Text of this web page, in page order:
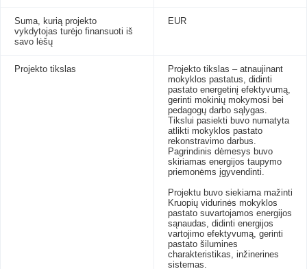
Suma, kurią projekto
vykdytojas turėjo finansuoti iš
savo lėšų
EUR
Projekto tikslas
Projekto tikslas – atnaujinant
mokyklos pastatus, didinti
pastato energetinį efektyvumą,
gerinti mokinių mokymosi bei
pedagogų darbo sąlygas.
Tikslui pasiekti buvo numatyta
atlikti mokyklos pastato
rekonstravimo darbus.
Pagrindinis dėmesys buvo
skiriamas energijos taupymo
priemonėms įgyvendinti.
Projektu buvo siekiama mažinti
Kruopių vidurinės mokyklos
pastato suvartojamos energijos
sąnaudas, didinti energijos
vartojimo efektyvumą, gerinti
pastato šilumines
charakteristikas, inžinerines
sistemas.